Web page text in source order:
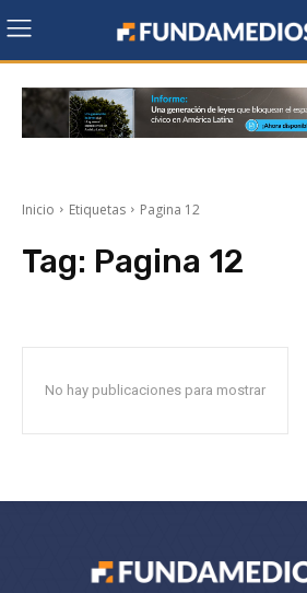
Inicio Etiquetas Pagina 12
Tag: Pagina 12
No hay publicaciones para mostrar